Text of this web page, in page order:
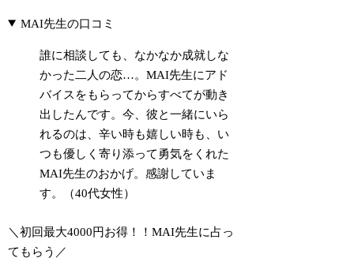
MAI先生の口コミ
誰に相談しても、なかなか成就しな
かった二人の恋…。MAI先生にアド
バイスをもらってからすべてが動き
出したんです。今、彼と一緒にいら
れるのは、辛い時も嬉しい時も、い
つも優しく寄り添って勇気をくれた
MAI先生のおかげ。感謝していま
す。（40代女性）
＼初回最大4000円お得！！MAI先生に占っ
てもらう／